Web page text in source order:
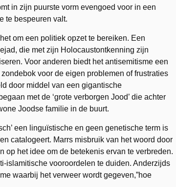
in zijn puurste vorm evengoed voor in een
te bespeuren valt.
om een politiek opzet te bereiken. Een
die met zijn Holocaustontkenning zijn
Voor anderen biedt het antisemitisme een
voor de eigen problemen of frustraties
door middel van een gigantische
met de ‘grote verborgen Jood’ die achter
Joodse familie in de buurt.
een linguïstische en geen genetische term is
catalogeert. Marrs misbruik van het woord door
op het idee om de betekenis ervan te verbreden.
islamitische vooroordelen te duiden. Anderzijds
waarbij het verweer wordt gegeven,”hoe